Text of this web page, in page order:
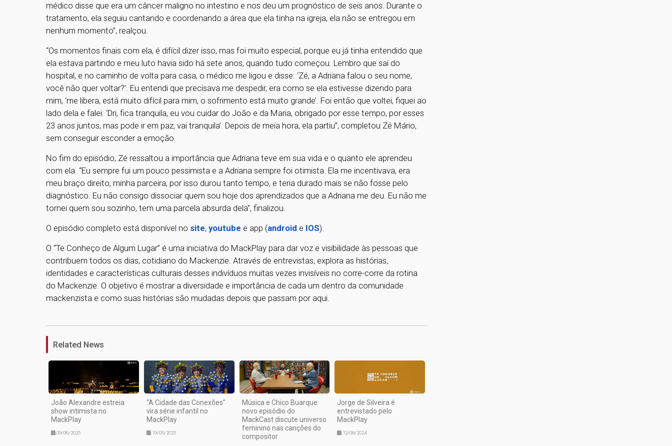
médico disse que era um câncer maligno no intestino e nos deu um prognóstico de seis anos. Durante o
tratamento, ela seguiu cantando e coordenando a área que ela tinha na igreja, ela não se entregou em
nenhum momento”, realçou.
“Os momentos finais com ela, é difícil dizer isso, mas foi muito especial, porque eu já tinha entendido que
ela estava partindo e meu luto havia sido há sete anos, quando tudo começou. Lembro que saí do
hospital, e no caminho de volta para casa, o médico me ligou e disse: ‘Zé, a Adriana falou o seu nome,
você não quer voltar?’. Eu entendi que precisava me despedir, era como se ela estivesse dizendo para
mim, ‘me libera, está muito difícil para mim, o sofrimento está muito grande’. Foi então que voltei, fiquei ao
lado dela e falei: ‘Dri, fica tranquila, eu vou cuidar do João e da Maria, obrigado por esse tempo, por esses
23 anos juntos, mas pode ir em paz, vai tranquila’. Depois de meia hora, ela partiu”, completou Zé Mário,
sem conseguir esconder a emoção.
No fim do episódio, Zé ressaltou a importância que Adriana teve em sua vida e o quanto ele aprendeu
com ela. “Eu sempre fui um pouco pessimista e a Adriana sempre foi otimista. Ela me incentivava, era
meu braço direito, minha parceira, por isso durou tanto tempo, e teria durado mais se não fosse pelo
diagnóstico. Eu não consigo dissociar quem sou hoje dos aprendizados que a Adriana me deu. Eu não me
tornei quem sou sozinho, tem uma parcela absurda dela”, finalizou.
O episódio completo está disponível no site, youtube e app (android e IOS).
O “Te Conheço de Algum Lugar” é uma iniciativa do MackPlay para dar voz e visibilidade às pessoas que
contribuem todos os dias, cotidiano do Mackenzie. Através de entrevistas, explora as histórias,
identidades e características culturais desses indivíduos muitas vezes invisíveis no corre-corre da rotina
do Mackenzie. O objetivo é mostrar a diversidade e importância de cada um dentro da comunidade
mackenzista e como suas histórias são mudadas depois que passam por aqui.
1
Related News
João Alexandre estreia
show intimista no
MackPlay
09/06/2025
“A Cidade das Conexões”
vira série infantil no
MackPlay
19/05/2025
Música e Chico Buarque:
novo episódio do
MackCast discute universo
feminino nas canções do
compositor
Jorge de Silveira é
entrevistado pelo
MackPlay
12/08/2024